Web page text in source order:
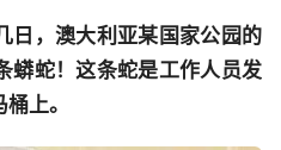
日，澳大利亚某国家公园的
蟒蛇！这条蛇是工作人员发
上。